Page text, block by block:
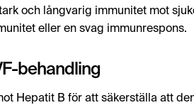
och långvarig immunitet mot
eller en svag immunrespons.
behandling
Hepatit B för att säkerställa att